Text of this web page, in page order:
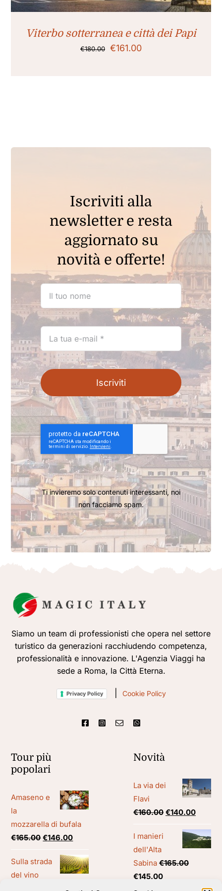
OPZIONI
ESSERE
SCELTE
NELLA
Viterbo sotterranea e città dei Papi
€180.00
Il
€161.00Il
Iscriviti alla
newsletter e resta
aggiornato su
novità e offerte!
Iscriviti
Ti invieremo solo contenuti interessanti, noi
non facciamo spam.
Siamo un team di professionisti che opera nel settore
turistico da generazioni racchiudendo competenza,
professionalità e innovazione. L'Agenzia Viaggi ha
sede a Roma, la Città Eterna.
Privacy Policy Cookie Policy
Tour più
popolari
Amaseno e
la
mozzarella di bufala
€165.00Il
originale
€146.00Il
attuale
Sulla strada
del vino
Novità
La via dei
Flavi
€160.00 Il
originale
€160.00.
€140.00Il
attuale
I manieri
dell'Alta
Sabina €165.00
Il
€145.00Il